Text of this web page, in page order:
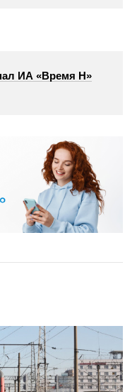
ИА «Время Н»